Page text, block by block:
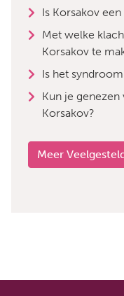
Is Korsakov
Met welke
Korsakov te
Is het
Kun je
Korsakov?
Meer